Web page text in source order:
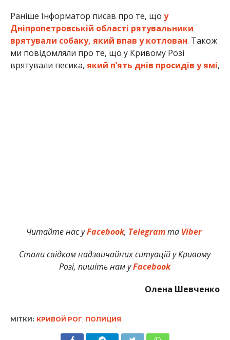
Раніше Інформатор писав про те, що у
Дніпропетровській області рятувальники
врятували собаку, який впав у котлован. Також
ми повідомляли про те, що у Кривому Розі
врятували песика, який п’ять днів просидів у ямі,
Читайте нас уFacebook, Telegramта Viber
Стали свідком надзвичайних ситуацій у Кривому
Розі, пишіть нам уFacebook
Олена Шевченко
МІТКИ: КРИВОЙ РОГ ПОЛИЦИЯ